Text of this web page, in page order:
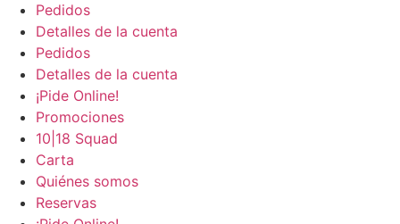
Pedidos
Detalles de la cuenta
Pedidos
Detalles de la cuenta
¡Pide Online!
Promociones
10|18 Squad
Carta
Quiénes somos
Reservas